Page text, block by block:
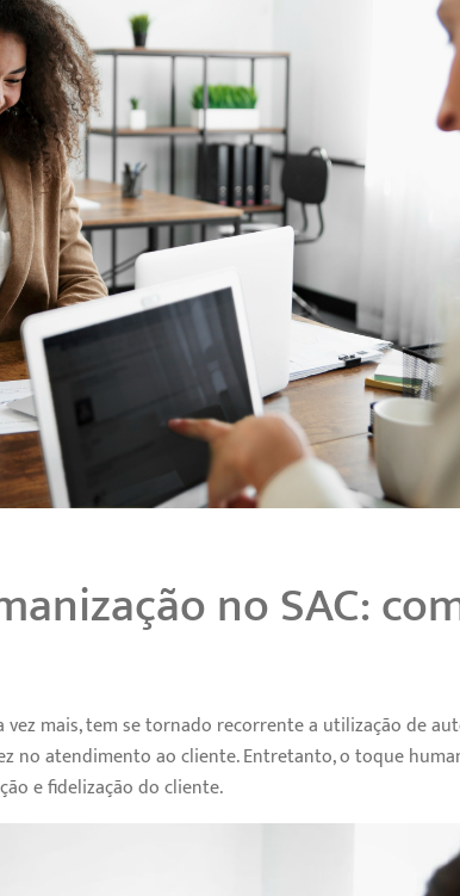
no SAC:
mais, tem se tornado recorrente a utilização de
no atendimento ao cliente. Entretanto, o toque
e fidelização do cliente.